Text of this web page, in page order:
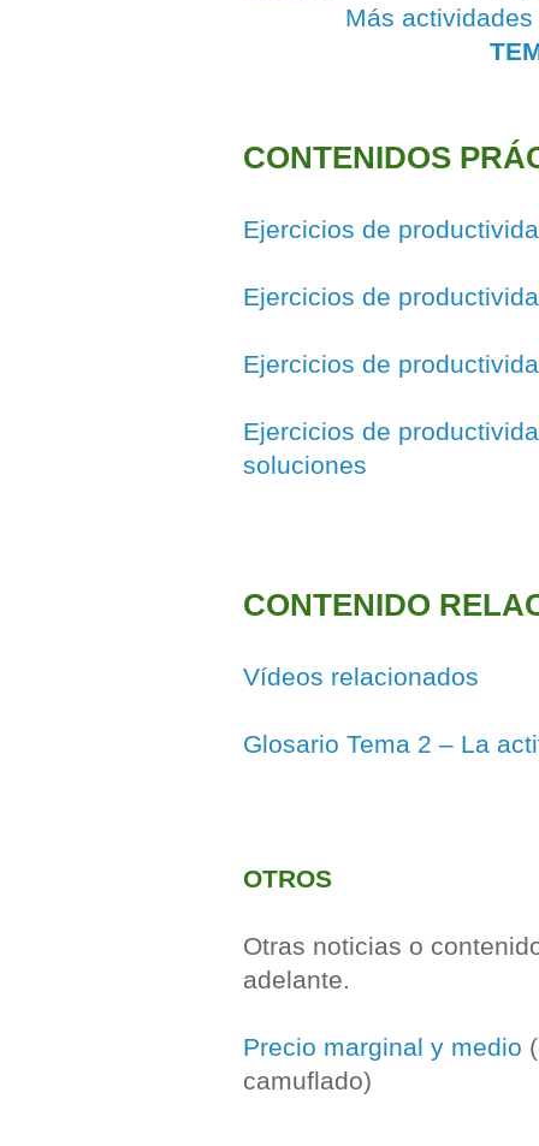
Más
CONTENIDOS
Ejercicios de
Ejercicios de
Ejercicios de
Ejercicios de
soluciones
CONTENIDO
Vídeos relacionados
Glosario Tema 2 – La
OTROS
Otras noticias o
adelante.
Precio marginal y medio
camuflado)